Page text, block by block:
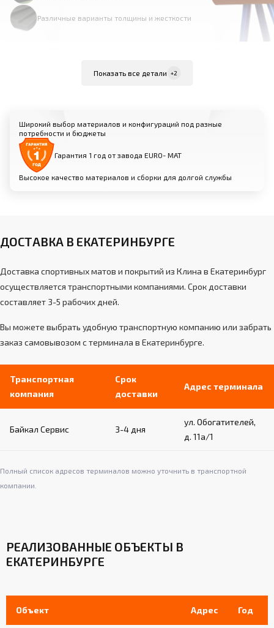
Различные варианты толщины и жесткости
сцепления и безопасности спортсменов
Различные цветовые решения и фактуры
на выбор
Показать все детали +2
Широкий выбор материалов и конфигураций под разные
потребности и бюджеты
Гарантия 1 год от завода EURO- МАТ
Высокое качество материалов и сборки для долгой службы
ДОСТАВКА В ЕКАТЕРИНБУРГЕ
Доставка спортивных матов и покрытий из Клина в Екатеринбург
осуществляется транспортными компаниями. Срок доставки
составляет 3-5 рабочих дней.
Вы можете выбрать удобную транспортную компанию или забрать
заказ самовывозом с терминала в Екатеринбурге.
Транспортная
компания
Срок
доставки
Адрес терминала
Байкал Сервис 3-4 дня
ул. Обогатителей,
д. 11а/1
Полный список адресов терминалов можно уточнить в транспортной
компании.
РЕАЛИЗОВАННЫЕ ОБЪЕКТЫ В
ЕКАТЕРИНБУРГЕ
Объект Адрес Год